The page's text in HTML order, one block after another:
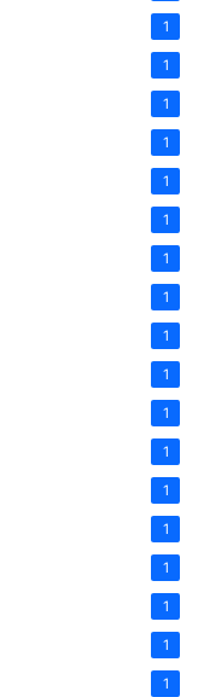
1
1
1
1
1
1
1
1
1
1
1
1
1
1
1
1
1
1